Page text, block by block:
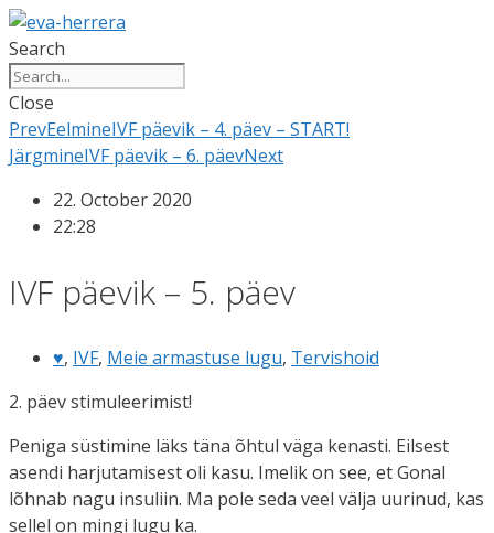
Skip
to
content
Search
Close
PrevEelmineIVF päevik – 4. päev – START!
JärgmineIVF päevik – 6. päevNext
22. October 2020
22:28
IVF päevik – 5. päev
♥, IVF, Meie armastuse lugu, Tervishoid
2. päev stimuleerimist!
Peniga süstimine läks täna õhtul väga kenasti. Eilsest
asendi harjutamisest oli kasu. Imelik on see, et Gonal
lõhnab nagu insuliin. Ma pole seda veel välja uurinud, kas
sellel on mingi lugu ka.